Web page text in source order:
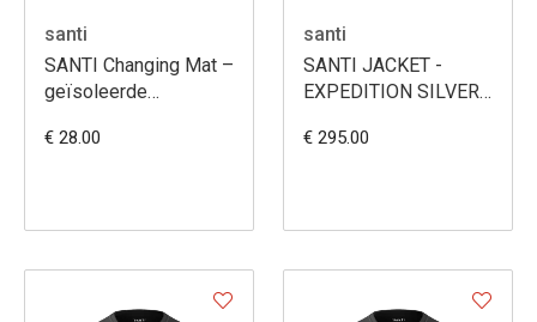
santi
SANTI Changing Mat –
geïsoleerde
duurzaam & perfect
€ 28.00
santi
SANTI JACKET -
EXPEDITION SILVER
€ 295.00